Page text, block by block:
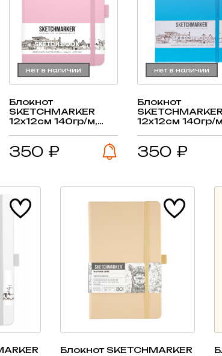
нет в наличии
Блокнот
SKETCHMARKER
12х12см 140гр/м,
350 ₽
нет в наличии
Блокнот
SKETCHMARKER
12х12см 140гр/
350 ₽
Блокнот SKETCHMARKER